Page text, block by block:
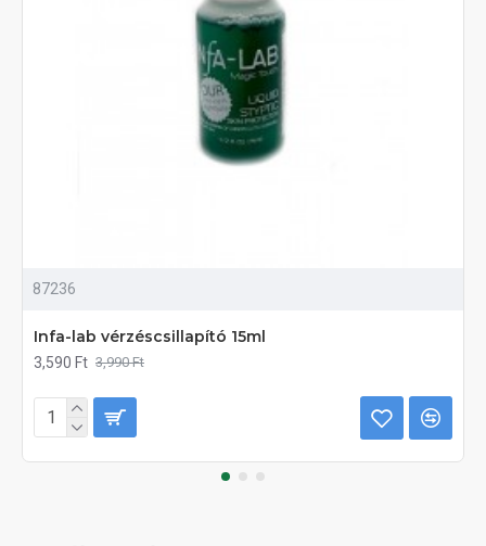
87236
Infa-lab vérzéscsillapító 15ml
3,590 Ft 3,990 Ft